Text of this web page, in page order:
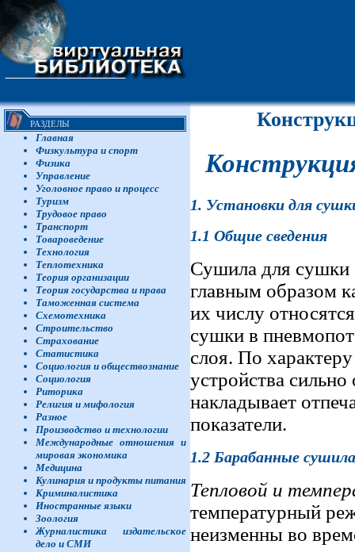
РАЗДЕЛЫ
Главная
Физкультура и спорт
Физика
Управление
Уголовное право и процесс
Туризм
Трудовое право
Транспорт
Товароведение
Технология
Теплотехника
Теория организации
Теория государства и права
Таможенная система
Схемотехника
Строительство
Страхование
Статистика
Социология и обществознание
Социология
Риторика
Религия и мифология
Разное
Производство и технологии
Международные отношения и
мировая экономика
Медицина
Кулинария и продукты питания
Криминалистика
Иностранные языки
Зоология
Журналистика издательское
дело и СМИ
1. Установки для
1.1 Общие сведения
Сушила для сушки
главным образом
их числу
сушки в
слоя. По
устройства
накладывает
показатели.
1.2 Барабанные сушила
Тепловой и
температурный
неизменны во